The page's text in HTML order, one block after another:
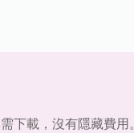
下載，沒有隱藏費用。